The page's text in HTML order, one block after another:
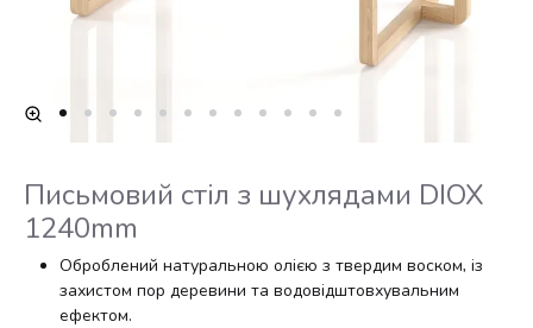
Письмовий стіл з шухлядами DIOX
1240mm
Оброблений натуральною олією з твердим воском, із
захистом пор деревини та водовідштовхувальним
ефектом.